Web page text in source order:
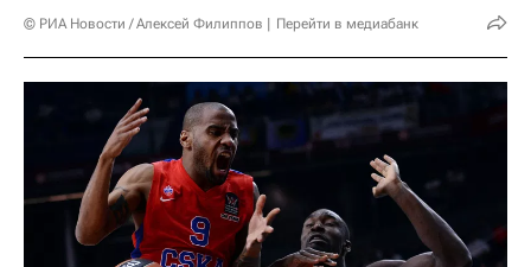
© РИА Новости / Алексей Филиппов Перейти в медиабанк